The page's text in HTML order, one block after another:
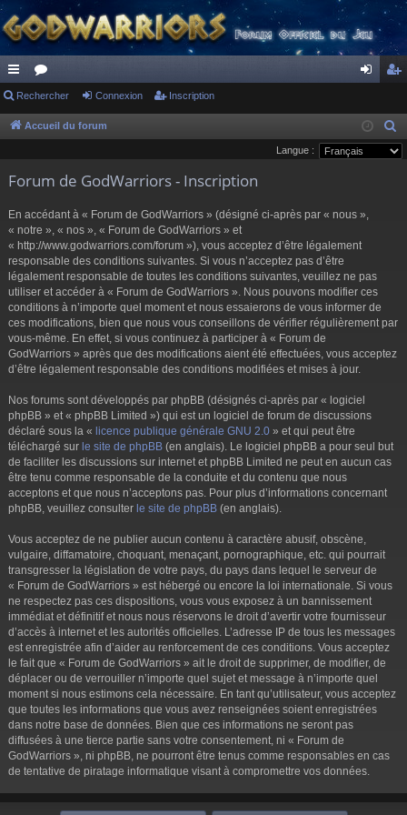
ac
co
ci
or
u
s
ne cri
pti
Rechercher Connexion Inscription
Accueil du forum
e
Langue :
Forum de GodWarriors - Inscription
En accédant à « Forum de GodWarriors » (désigné ci-après par « nous »,
« notre », « nos », « Forum de GodWarriors » et
« http://www.godwarriors.com/forum »), vous acceptez d’être légalement
responsable des conditions suivantes. Si vous n’acceptez pas d’être
légalement responsable de toutes les conditions suivantes, veuillez ne pas
utiliser et accéder à « Forum de GodWarriors ». Nous pouvons modifier ces
conditions à n’importe quel moment et nous essaierons de vous informer de
ces modifications, bien que nous vous conseillons de vérifier régulièrement par
vous-même. En effet, si vous continuez à participer à « Forum de
GodWarriors » après que des modifications aient été effectuées, vous acceptez
d’être légalement responsable des conditions modifiées et mises à jour.
Nos forums sont développés par phpBB (désignés ci-après par « logiciel
phpBB » et « phpBB Limited ») qui est un logiciel de forum de discussions
déclaré sous la « licence publique générale GNU 2.0 » et qui peut être
téléchargé sur le site de phpBB (en anglais). Le logiciel phpBB a pour seul but
de faciliter les discussions sur internet et phpBB Limited ne peut en aucun cas
être tenu comme responsable de la conduite et du contenu que nous
acceptons et que nous n’acceptons pas. Pour plus d’informations concernant
phpBB, veuillez consulter le site de phpBB (en anglais).
Vous acceptez de ne publier aucun contenu à caractère abusif, obscène,
vulgaire, diffamatoire, choquant, menaçant, pornographique, etc. qui pourrait
transgresser la législation de votre pays, du pays dans lequel le serveur de
« Forum de GodWarriors » est hébergé ou encore la loi internationale. Si vous
ne respectez pas ces dispositions, vous vous exposez à un bannissement
immédiat et définitif et nous nous réservons le droit d’avertir votre fournisseur
d’accès à internet et les autorités officielles. L’adresse IP de tous les messages
est enregistrée afin d’aider au renforcement de ces conditions. Vous acceptez
le fait que « Forum de GodWarriors » ait le droit de supprimer, de modifier, de
déplacer ou de verrouiller n’importe quel sujet et message à n’importe quel
moment si nous estimons cela nécessaire. En tant qu’utilisateur, vous acceptez
que toutes les informations que vous avez renseignées soient enregistrées
dans notre base de données. Bien que ces informations ne seront pas
diffusées à une tierce partie sans votre consentement, ni « Forum de
GodWarriors », ni phpBB, ne pourront être tenus comme responsables en cas
de tentative de piratage informatique visant à compromettre vos données.